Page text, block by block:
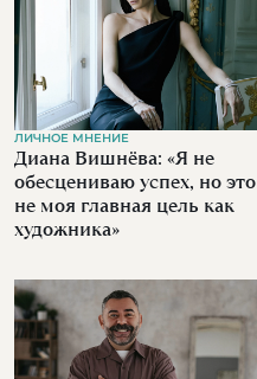
ЛИЧНОЕ МНЕНИЕ
Диана Вишнёва: «Я не
обесцениваю успех, но это
не моя главная цель как
художника»